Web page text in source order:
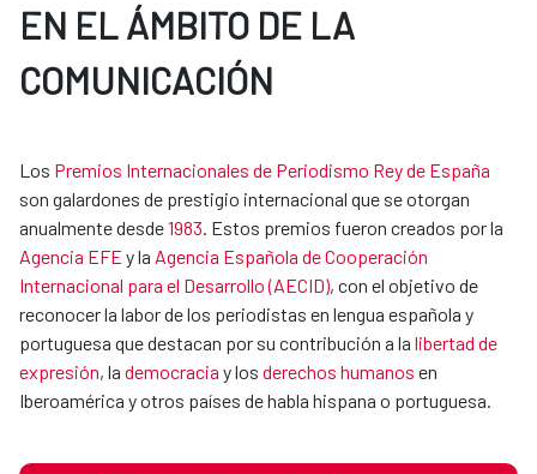
EN EL ÁMBITO DE LA
COMUNICACIÓN
Los Premios Internacionales de Periodismo Rey de España
son galardones de prestigio internacional que se otorgan
anualmente desde1983. Estos premios fueron creados por la
Agencia EFE y la Agencia Española de Cooperación
Internacional para el Desarrollo (AECID), con el objetivo de
reconocer la labor de los periodistas en lengua española y
portuguesa que destacan por su contribución a la libertad de
expresión, la democracia y los derechos humanos en
Iberoamérica y otros países de habla hispana o portuguesa.